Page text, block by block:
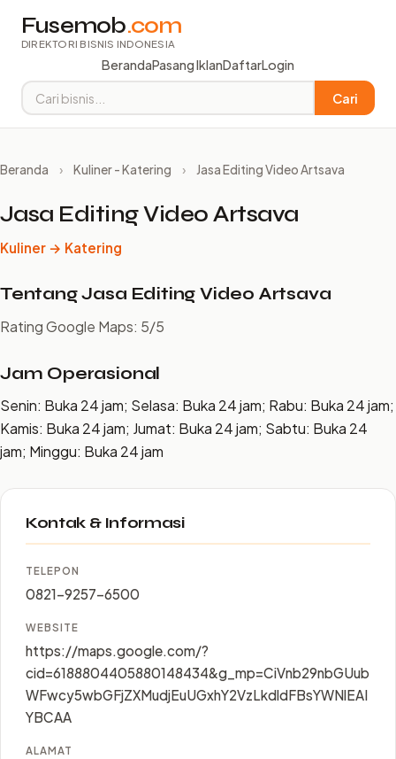
Fusemob.com
DIREKTORI BISNIS INDONESIA
BerandaPasang IklanDaftarLogin
Cari
Beranda › Kuliner - Katering › Jasa Editing Video Artsava
Jasa Editing Video Artsava
Kuliner → Katering
Tentang Jasa Editing Video Artsava
Rating Google Maps: 5/5
Jam Operasional
Senin: Buka 24 jam; Selasa: Buka 24 jam; Rabu: Buka 24 jam;
Kamis: Buka 24 jam; Jumat: Buka 24 jam; Sabtu: Buka 24
jam; Minggu: Buka 24 jam
Kontak & Informasi
TELEPON
0821-9257-6500
WEBSITE
https://maps.google.com/?
cid=6188804405880148434&g_mp=CiVnb29nbGUub
WFwcy5wbGFjZXMudjEuUGxhY2VzLkdldFBsYWNlEAI
YBCAA
ALAMAT